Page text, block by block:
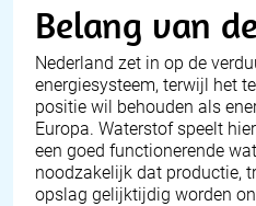
Belang van
Nederland zet in op de
energiesysteem, terwijl het
positie wil behouden als
Europa. Waterstof speelt
een goed functionerende
noodzakelijk dat productie,
opslag gelijktijdig worden